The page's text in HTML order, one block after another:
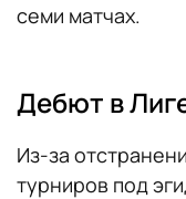
семи матчах.
Дебют в
Из-за
турниров под